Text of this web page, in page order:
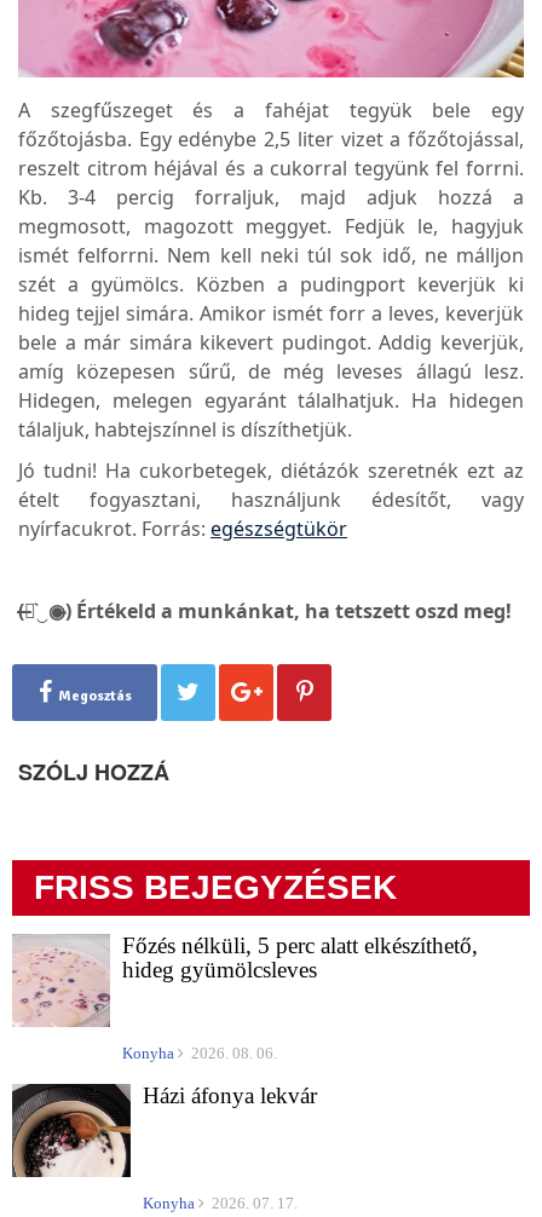
A szegfűszeget és a fahéjat tegyük bele egy
főzőtojásba. Egy edénybe 2,5 liter vizet a főzőtojással,
reszelt citrom héjával és a cukorral tegyünk fel forrni.
Kb. 3-4 percig forraljuk, majd adjuk hozzá a
megmosott, magozott meggyet. Fedjük le, hagyjuk
ismét felforrni. Nem kell neki túl sok idő, ne málljon
szét a gyümölcs. Közben a pudingport keverjük ki
hideg tejjel simára. Amikor ismét forr a leves, keverjük
bele a már simára kikevert pudingot. Addig keverjük,
amíg közepesen sűrű, de még leveses állagú lesz.
Hidegen, melegen egyaránt tálalhatjuk. Ha hidegen
tálaljuk, habtejszínnel is díszíthetjük.
Jó tudni! Ha cukorbetegek, diétázók szeretnék ezt az
ételt fogyasztani, használjunk édesítőt, vagy
nyírfacukrot. Forrás: egészségtükör
(̶◉͛‿◉̶) Értékeld a munkánkat, ha tetszett oszd meg!
Megosztás
SZÓLJ HOZZÁ
FRISS BEJEGYZÉSEK
Főzés nélküli, 5 perc alatt elkészíthető,
hideg gyümölcsleves
Konyha 2026. 08. 06.
Házi áfonya lekvár
Konyha 2026. 07. 17.